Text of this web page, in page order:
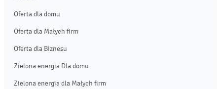
Oferta dla domu
Oferta dla Małych firm
Oferta dla Biznesu
Zielona energia Dla domu
Zielona energia dla Małych firm